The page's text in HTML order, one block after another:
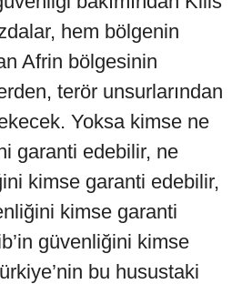
hem bölgenin
Afrin bölgesinin
terör unsurlarından
Yoksa kimse ne
garanti edebilir, ne
kimse garanti edebilir,
kimse garanti
güvenliğini kimse
bu husustaki